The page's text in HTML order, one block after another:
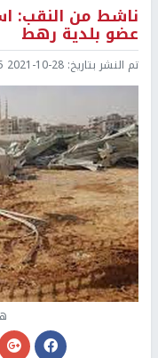
ناشط من النقب:
عضو بلدية رهط
تم النشر بتاريخ: 2021-10-28 11:15